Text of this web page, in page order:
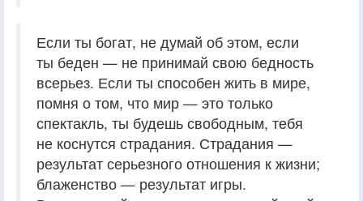
Если ты богат, не думай об этом, если
ты беден — не принимай свою бедность
всерьез. Если ты способен жить в мире,
помня о том, что мир — это только
спектакль, ты будешь свободным, тебя
не коснутся страдания. Страдания —
результат серьезного отношения к жизни;
блаженство — результат игры.